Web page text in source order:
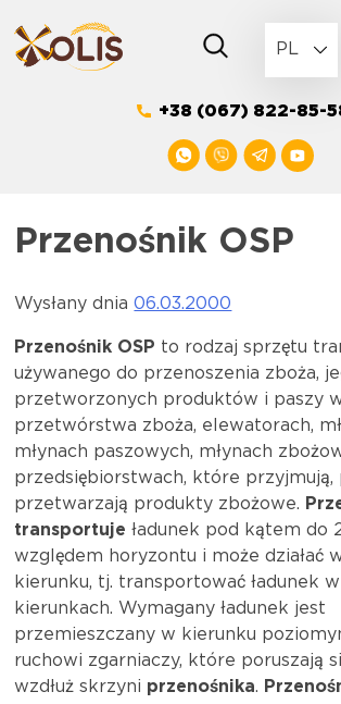
to
content
PL
+38 (067) 822-85-
Przenośnik OSP
Wysłany dnia06.03.2000
Przenośnik OSP to rodzaj sprzętu
używanego do przenoszenia zboża,
przetworzonych produktów i paszy w
przetwórstwa zboża, elewatorach,
młynach paszowych, młynach
przedsiębiorstwach, które przyjmują,
przetwarzają produkty zbożowe.
transportuje ładunek pod kątem do
względem horyzontu i może działać
kierunku, tj. transportować ładunek
kierunkach. Wymagany ładunek jest
przemieszczany w kierunku
ruchowi zgarniaczy, które poruszają
wzdłuż skrzyni przenośnika.